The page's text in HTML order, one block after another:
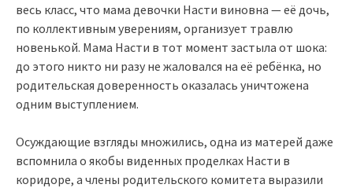
весь класс, что мама девочки Насти виновна — её дочь,
по коллективным уверениям, организует травлю
новенькой. Мама Насти в тот момент застыла от шока:
до этого никто ни разу не жаловался на её ребёнка, но
родительская доверенность оказалась уничтожена
одним выступлением.
Осуждающие взгляды множились, одна из матерей даже
вспомнила о якобы виденных проделках Насти в
коридоре, а члены родительского комитета выразили